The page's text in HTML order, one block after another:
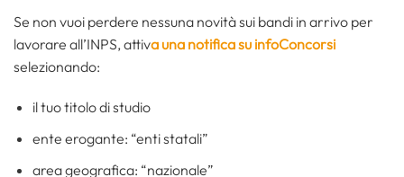
Se non vuoi perdere nessuna novità sui bandi in arrivo per
lavorare all’INPS, attiva una notifica su infoConcorsi
selezionando:
il tuo titolo di studio
ente erogante: “enti statali”
area geografica: “nazionale”